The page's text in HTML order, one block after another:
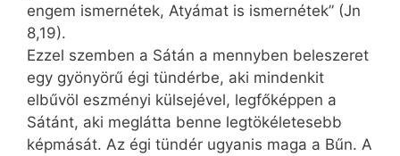
engem ismernétek, Atyámat is ismernétek” (Jn
8,19).
Ezzel szemben a Sátán a mennyben beleszeret
egy gyönyörű égi tündérbe, aki mindenkit
elbűvöl eszményi külsejével, legfőképpen a
Sátánt, aki meglátta benne legtökéletesebb
képmását. Az égi tündér ugyanis maga a Bűn. A